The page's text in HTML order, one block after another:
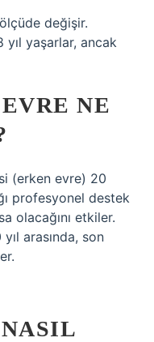
değişir.
yıl yaşarlar, ancak
NE
(erken evre) 20
profesyonel destek
olacağını etkiler.
arasında, son